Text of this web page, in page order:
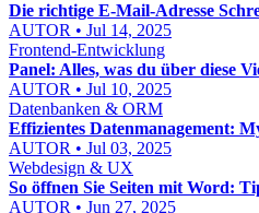
Die richtige E-Mail-Adresse
AUTOR • Jul 14, 2025
Frontend-Entwicklung
Panel: Alles, was du über diese
AUTOR • Jul 10, 2025
Datenbanken & ORM
Effizientes Datenmanagement:
AUTOR • Jul 03, 2025
Webdesign & UX
So öffnen Sie Seiten mit Word:
AUTOR • Jun 27, 2025